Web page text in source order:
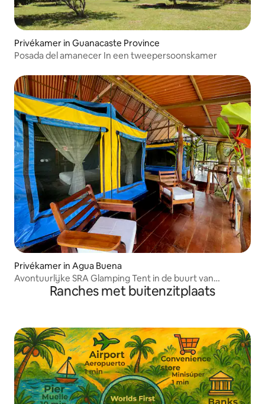
Privékamer in Guanacaste Province
Posada del amanecer In een tweepersoonskamer
Privékamer in Agua Buena
Avontuurlijke SRA Glamping Tent in de buurt van
Corcovado, OsaRanches met buitenzitplaats